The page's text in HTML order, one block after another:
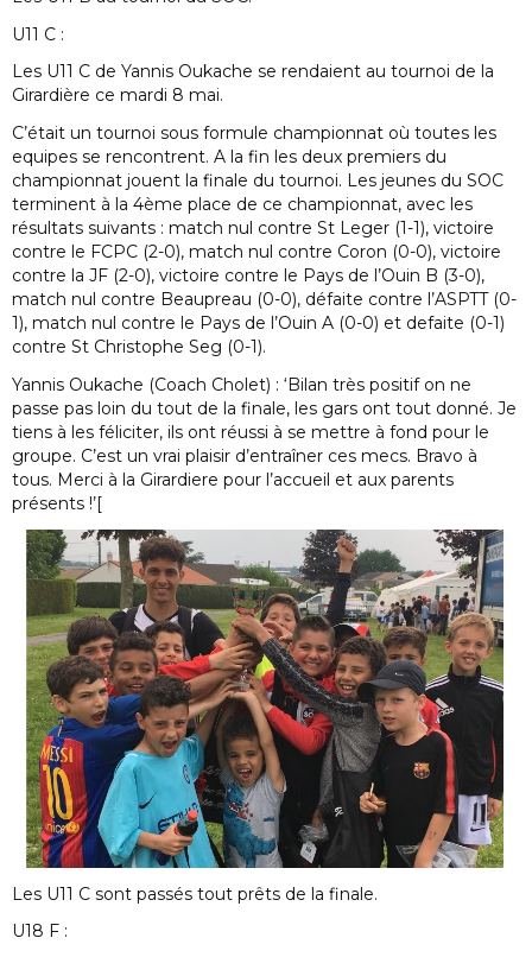
U11 C :
Les U11 C de Yannis Oukache se rendaient au tournoi de la
Girardière ce mardi 8 mai.
C’était un tournoi sous formule championnat où toutes les
equipes se rencontrent. A la fin les deux premiers du
championnat jouent la finale du tournoi. Les jeunes du SOC
terminent à la 4ème place de ce championnat, avec les
résultats suivants : match nul contre St Leger (1-1), victoire
contre le FCPC (2-0), match nul contre Coron (0-0), victoire
contre la JF (2-0), victoire contre le Pays de l’Ouin B (3-0),
match nul contre Beaupreau (0-0), défaite contre l’ASPTT (0-
1), match nul contre le Pays de l’Ouin A (0-0) et defaite (0-1)
contre St Christophe Seg (0-1).
Yannis Oukache (Coach Cholet) : ‘Bilan très positif on ne
passe pas loin du tout de la finale, les gars ont tout donné. Je
tiens à les féliciter, ils ont réussi à se mettre à fond pour le
groupe. C’est un vrai plaisir d’entraîner ces mecs. Bravo à
tous. Merci à la Girardiere pour l’accueil et aux parents
présents !’[
Les U11 C sont passés tout prêts de la finale.
U18 F :